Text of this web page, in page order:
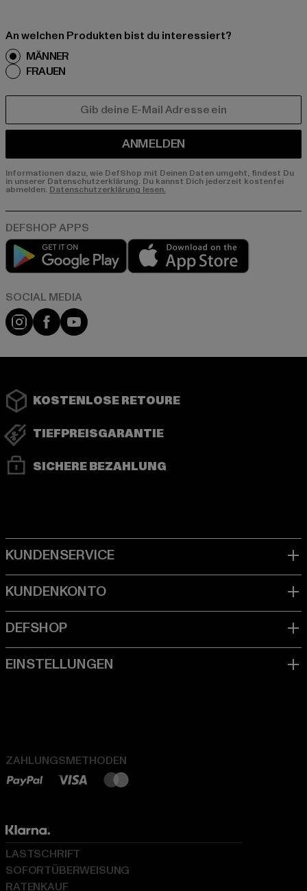
An welchen Produkten bist du interessiert?
MÄNNER
FRAUEN
ANMELDEN
Informationen dazu, wie DefShop mit Deinen Daten umgeht, findest Du
in unserer Datenschutzerklärung. Du kannst Dich jederzeit kostenfei
abmelden. Datenschutzerklärung lesen.
Play market
Instagram
FacebookYouTube
KOSTENLOSE RETOURE
TIEFPREISGARANTIE
SICHERE BEZAHLUNG
ZAHLUNGSMETHODEN
LASTSCHRIFT
SOFORTÜBERWEISUNG
RATENKAUF